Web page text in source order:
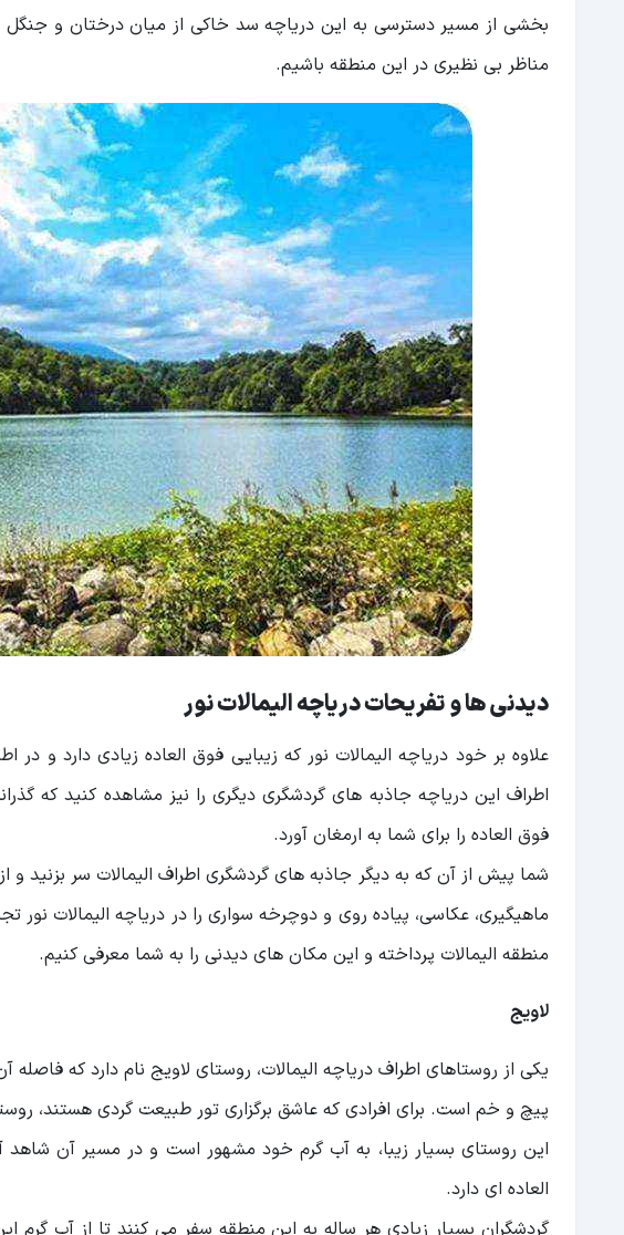
بخشی از مسیر دسترسی به این دریاچه سد خاکی از میان درختان و
مناظر بی ‌نظیری در این منطقه باشیم.
دیدنی ها و تفریحات دریاچه الیمالات نور
علاوه بر خود دریاچه الیمالات نور که زیبایی فوق العاده زیادی دارد
اطراف این دریاچه جاذبه های گردشگری دیگری را نیز مشاهده کنید که
فوق العاده را برای شما به ارمغان آورد.
شما پیش از آن که به دیگر جاذبه های گردشگری اطراف الیمالات سر بزنید و
ماهیگیری، عکاسی، پیاده‌ روی و دوچرخه‌ سواری را در دریاچه الیمالات نور
منطقه الیمالات پرداخته و این مکان های دیدنی را به شما معرفی کنیم.
لاویج
پیچ و خم است. برای افرادی که عاشق برگزاری تور طبیعت گردی هستند،
این روستای بسیار زیبا، به آب گرم خود مشهور است و در مسیر آن
العاده ای دارد.
گردشگران بسیار زیادی هر ساله به این منطقه سفر می‌ کنند تا از آب گرم